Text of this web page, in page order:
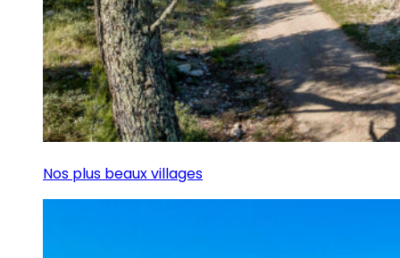
Nos plus beaux villages